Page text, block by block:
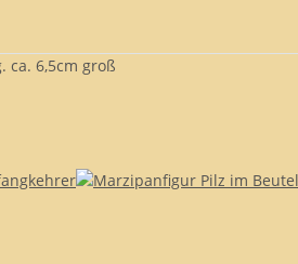
ca. 6,5cm groß